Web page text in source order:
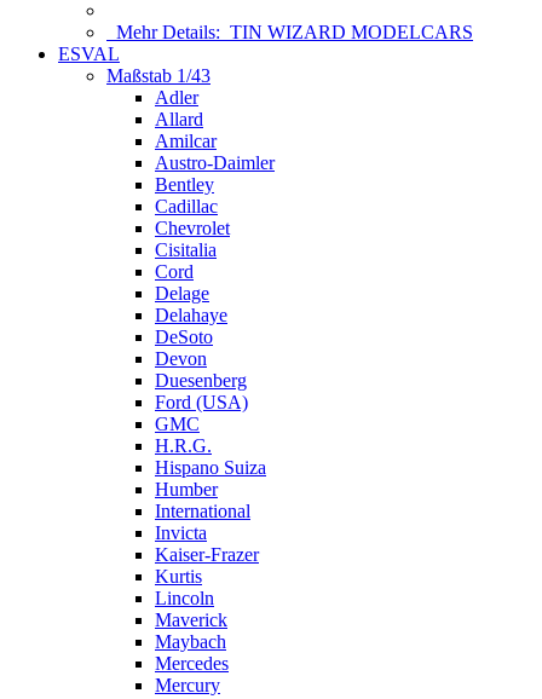
Mehr Details: TIN WIZARD MODELCARS
ESVAL
Maßstab 1/43
Adler
Allard
Amilcar
Austro-Daimler
Bentley
Cadillac
Chevrolet
Cisitalia
Cord
Delage
Delahaye
DeSoto
Devon
Duesenberg
Ford (USA)
GMC
H.R.G.
Hispano Suiza
Humber
International
Invicta
Kaiser-Frazer
Kurtis
Lincoln
Maverick
Maybach
Mercedes
Mercury